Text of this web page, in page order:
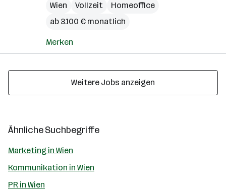
Wien
Vollzeit
Homeoffice
ab 3.100 € monatlich
Merken
Weitere Jobs anzeigen
Ähnliche Suchbegriffe
Marketing in Wien
Kommunikation in Wien
PR in Wien